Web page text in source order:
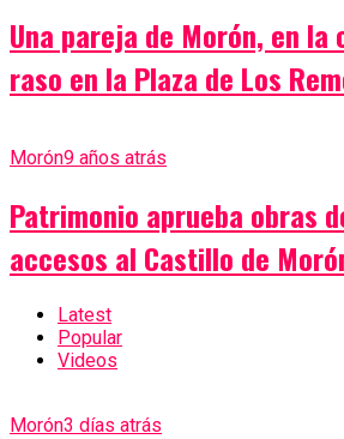
Una pareja de Morón, en la
raso en la Plaza de Los
Morón9 años atrás
Patrimonio aprueba obras
accesos al Castillo de
Latest
Popular
Videos
Morón3 días atrás